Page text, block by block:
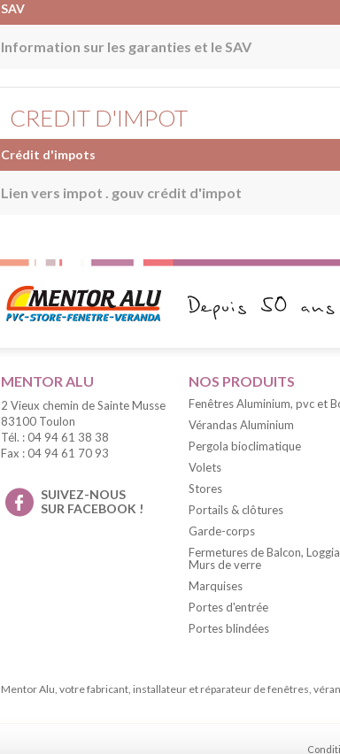
SAV
Information sur les garanties et le SAV
CREDIT D'IMPOT
Crédit d'impots
Lien vers impot . gouv crédit d'impot
MENTOR ALU
2 Vieux chemin de Sainte Musse
83100 Toulon
Tél. : 04 94 61 38 38
Fax : 04 94 61 70 93
SUIVEZ-NOUS
SUR FACEBOOK !
NOS PRODUITS
Fenêtres Aluminium, pvc et
Vérandas Aluminium
Pergola bioclimatique
Volets
Stores
Portails & clôtures
Garde-corps
Fermetures de Balcon,
Murs de verre
Marquises
Portes d'entrée
Portes blindées
Mentor Alu, votre fabricant, installateur et réparateur de fenêtres,